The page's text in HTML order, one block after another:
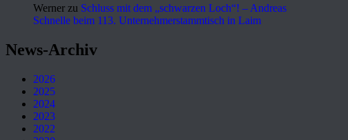
Werner zu Schluss mit dem „schwarzen Loch“! – Andreas
Schnelle beim 113. Unternehmerstammtisch in Laim
News-Archiv
2026
2025
2024
2023
2022